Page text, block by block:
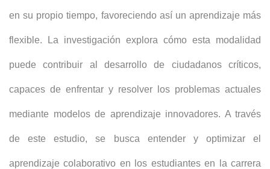
en su propio tiempo, favoreciendo así un aprendizaje más
flexible. La investigación explora cómo esta modalidad
puede contribuir al desarrollo de ciudadanos críticos,
capaces de enfrentar y resolver los problemas actuales
mediante modelos de aprendizaje innovadores. A través
de este estudio, se busca entender y optimizar el
aprendizaje colaborativo en los estudiantes en la carrera